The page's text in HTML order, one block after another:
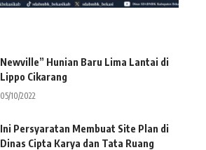
Newville” Hunian Baru Lima Lantai di
Lippo Cikarang
05/10/2022
Ini Persyaratan Membuat Site Plan di
Dinas Cipta Karya dan Tata Ruang